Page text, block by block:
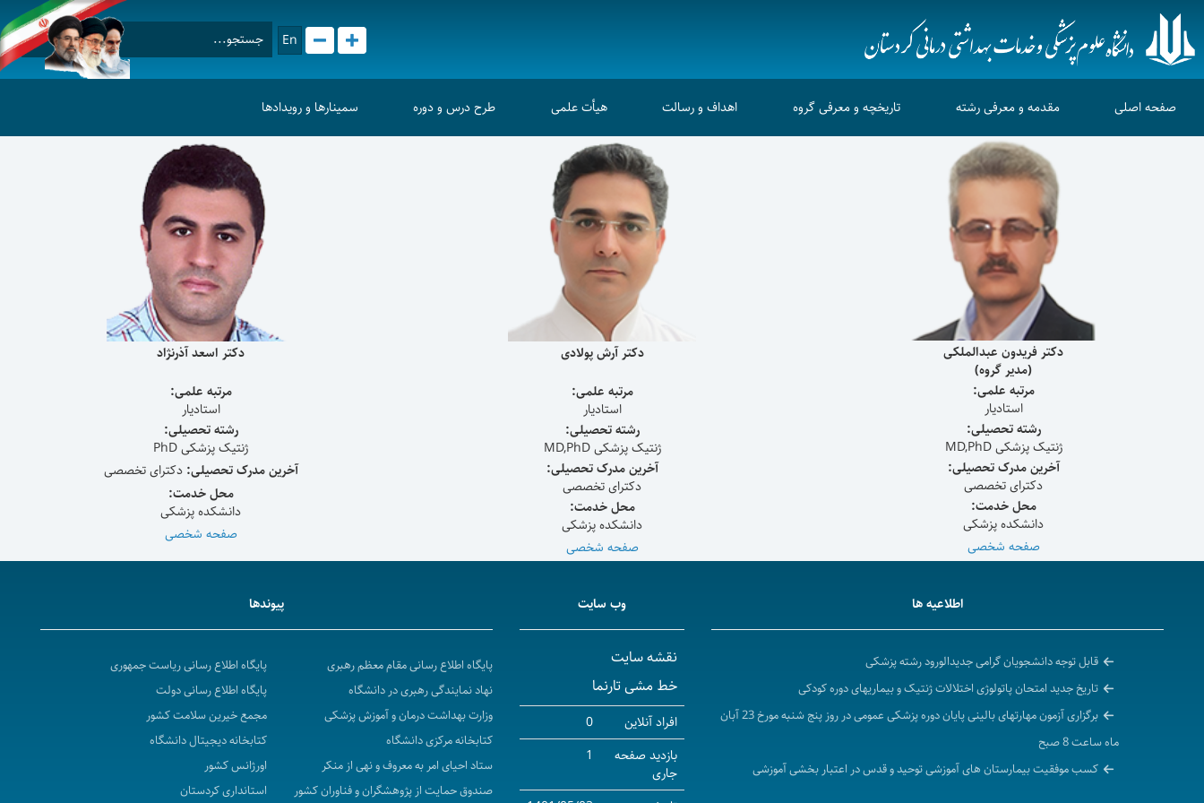
En
صفحه اصلی مقدمه و معرفی رشته تاریخچه و معرفی گروه اهداف و رسالت هیأت علمی طرح درس و دوره سمینارها و رویدادها
دکتر فریدون عبدالملکی
(مدیر گروه)
مرتبه علمی:
استادیار
رشته تحصیلی:
ژنتیک پزشکی MD,PhD
آخرین مدرک تحصیلی:
دکترای تخصصی
محل خدمت:
دانشکده پزشکی
صفحه شخصی
دکتر آرش پولادی
مرتبه علمی:
استادیار
رشته تحصیلی:
ژنتیک پزشکی MD,PhD
آخرین مدرک تحصیلی:
دکترای تخصصی
محل خدمت:
دانشکده پزشکی
صفحه شخصی
دکتر اسعد آذرنژاد
مرتبه علمی:
استادیار
رشته تحصیلی:
ژنتیک پزشکی PhD
آخرین مدرک تحصیلی: دکترای تخصصی
محل خدمت:
دانشکده پزشکی
صفحه شخصی
اطلاعیه ها
قابل توجه دانشجویان گرامی جدیدالورود رشته پزشکی
تاریخ جدید امتحان پاتولوژی اختلالات ژنتیک و بیماریهای دوره کودکی
برگزاری آزمون مهارتهای بالینی پایان دوره پزشکی عمومی در روز پنج شنبه مورخ 23 آبان
ماه ساعت 8 صبح
کسب موفقیت بیمارستان های آموزشی توحید و قدس در اعتبار بخشی آموزشی
وب سایت
نقشه سایت
خط مشی تارنما
افراد آنلاین
0
بازدید صفحه
جاری
1
پیوندها
پایگاه اطلاع رسانی مقام معظم رهبری
پایگاه اطلاع رسانی ریاست جمهوری
نهاد نمایندگی رهبری در دانشگاه
پایگاه اطلاع رسانی دولت
وزارت بهداشت درمان و آموزش پزشکی
مجمع خیرین سلامت کشور
کتابخانه مرکزی دانشگاه
کتابخانه دیجیتال دانشگاه
ستاد احیای امر به معروف و نهی از منکر
اورژانس کشور
صندوق حمایت از پژوهشگران و فناوران کشور
استانداری کردستان